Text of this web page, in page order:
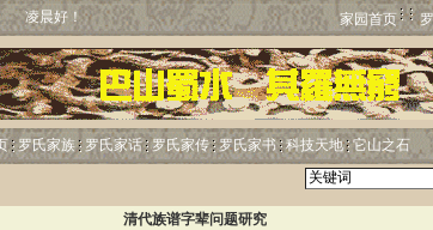
凌晨好！ 家园首页
罗氏家族 罗氏家话 罗氏家传 罗氏家书 科技天地 它山之石
清代族谱字辈问题研究